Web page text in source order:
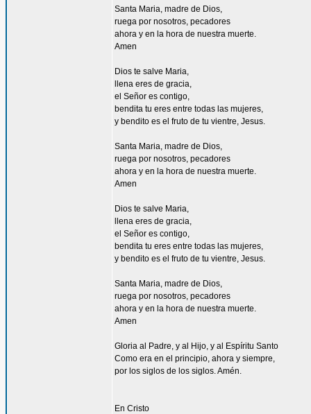
Santa Maria, madre de Dios,
ruega por nosotros, pecadores
ahora y en la hora de nuestra muerte.
Amen
Dios te salve Maria,
llena eres de gracia,
el Señor es contigo,
bendita tu eres entre todas las mujeres,
y bendito es el fruto de tu vientre, Jesus.
Santa Maria, madre de Dios,
ruega por nosotros, pecadores
ahora y en la hora de nuestra muerte.
Amen
Dios te salve Maria,
llena eres de gracia,
el Señor es contigo,
bendita tu eres entre todas las mujeres,
y bendito es el fruto de tu vientre, Jesus.
Santa Maria, madre de Dios,
ruega por nosotros, pecadores
ahora y en la hora de nuestra muerte.
Amen
Gloria al Padre, y al Hijo, y al Espíritu Santo
Como era en el principio, ahora y siempre,
por los siglos de los siglos. Amén.
En Cristo